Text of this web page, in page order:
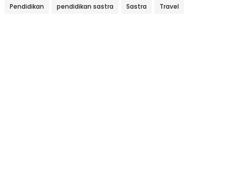
Pendidikan pendidikan sastra Sastra Travel